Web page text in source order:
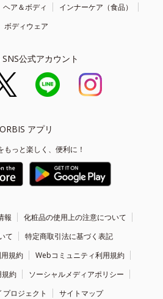
ヘア＆ボディ
インナーケア（食品）
ボディウェア
公式アカウント
ORBIS アプリ
もっと楽しく、便利に！
報
化粧品の使用上の注意について
て
特定商取引法に基づく表記
規約
Webコミュニティ利用規約
規約
ソーシャルメディアポリシー
ロジェクト
サイトマップ